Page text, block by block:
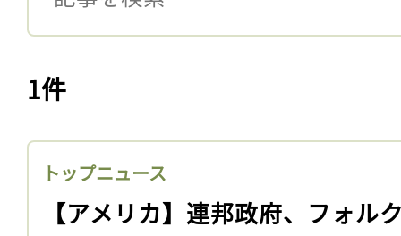
1件
トップニュース
【アメリカ】連邦政府、フォル